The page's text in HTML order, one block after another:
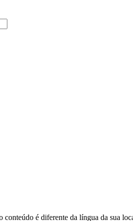
conteúdo é diferente da língua da sua